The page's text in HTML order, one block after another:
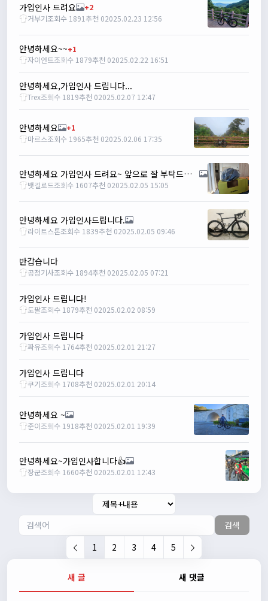
새 글 새 댓글
설연휴인데 날씨가..ㅠㅠ
1/28/2025
명절 행복하게 보내세요~ !!
1/29/2025
2chun09:38:46
명절 잘 보내세요~!
12:33:45
2/1/2025
Leepi08:05:10
좌측 로고(메인 대문) 누르면 홈으로 이동할때 왼쪽으로 가서
눌러야 해서 불편하네요. 가운데에 있거나 빈공간을 눌러도
메인으로 이동하게 해주실수 있나요>?
2/3/2025
한번 확인해보겠습니다 :)
너무 추워요
2/10/2025
부두게이 BRBR09:54:20
잔차나라 화이팅!!
감사합니다 파이팅!!!!
2/14/2025
서준22:03:11
저 첫 로드로 힉스 바버비 살려하는데 괜찮나요?
2/16/2025
자출조아
15:14:23
시즌온 하신 분들 모두 안라하세요~~
2/17/2025
시즌온이랑 안라가 몬가요?
시즌온은 시즌이 시작됬다는거고 안라는 안전한 라이딩으로
자출조아
2/20/2025
시즌이 곧 다가오네요 ^^ 모두 안전한 라이딩 하시기 바랍니
가입인사 드려요
+2
거부기조회수 1891추천 02025.02.23 12:56
안녕하세요~~+1
자이언트조회수 1879추천 02025.02.22 16:51
안녕하세요,가입인사 드립니다...
Trex조회수 1819추천 02025.02.07 12:47
안녕하세요
+1
마르스조회수 1965추천 02025.02.06 17:35
안녕하세요 가입인사 드려요~ 앞으로 잘 부탁드립니다
뱃길로드조회수 1607추천 02025.02.05 15:05
안녕하세요 가입인사드립니다.
라이트스톤조회수 1839추천 02025.02.05 09:46
반갑습니다
공정기사조회수 1894추천 02025.02.05 07:21
가입인사 드립니다!
도팔조회수 1879추천 02025.02.02 08:59
가입인사 드립니다
짜유조회수 1764추천 02025.02.01 21:27
가입인사 드립니다
쿠기조회수 1708추천 02025.02.01 20:14
안녕하세요 ~
준이조회수 1918추천 02025.02.01 19:39
안녕하세요~가입인사합니다👍
장군조회수 1660추천 02025.02.01 12:43
검색
1
2 3 4 5